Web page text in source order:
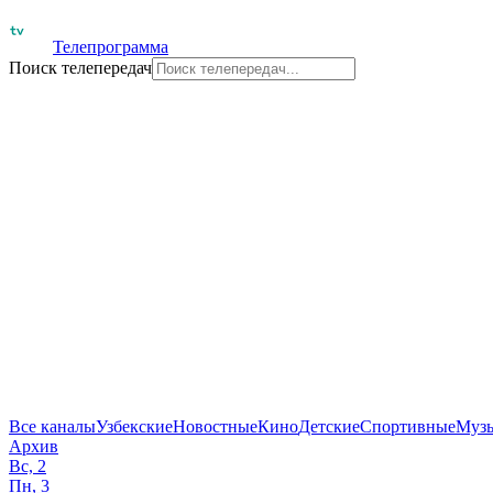
Телепрограмма
Поиск телепередач
Все каналыУзбекскиеНовостныеКиноДетскиеСпортивные
Архив
Вс, 2
Пн, 3